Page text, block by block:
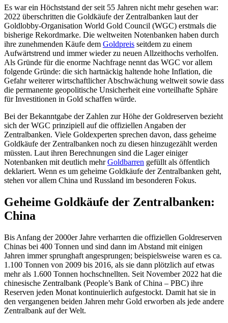
Es war ein Höchststand der seit 55 Jahren nicht mehr gesehen war:
2022 überschritten die Goldkäufe der Zentralbanken laut der
Goldlobby-Organisation World Gold Council (WGC) erstmals die
bisherige Rekordmarke. Die weltweiten Notenbanken haben durch
ihre zunehmenden Käufe dem Goldpreis seitdem zu einem
Aufwärtstrend und immer wieder zu neuen Allzeithochs verholfen.
Als Gründe für die enorme Nachfrage nennt das WGC vor allem
folgende Gründe: die sich hartnäckig haltende hohe Inflation, die
Gefahr weiterer wirtschaftlicher Abschwächung weltweit sowie dass
die permanente geopolitische Unsicherheit eine vorteilhafte Sphäre
für Investitionen in Gold schaffen würde.
Bei der Bekanntgabe der Zahlen zur Höhe der Goldreserven bezieht
sich der WGC prinzipiell auf die offiziellen Angaben der
Zentralbanken. Viele Goldexperten sprechen davon, dass geheime
Goldkäufe der Zentralbanken noch zu diesen hinzugezählt werden
müssten. Laut ihren Berechnungen sind die Lager einiger
Notenbanken mit deutlich mehrGoldbarren gefüllt als öffentlich
deklariert. Wenn es um geheime Goldkäufe der Zentralbanken geht,
stehen vor allem China und Russland im besonderen Fokus.
Geheime Goldkäufe der Zentralbanken:
China
Bis Anfang der 2000er Jahre verharrten die offiziellen Goldreserven
Chinas bei 400 Tonnen und sind dann im Abstand mit einigen
Jahren immer sprunghaft angesprungen; beispielsweise waren es ca.
1.100 Tonnen von 2009 bis 2016, als sie dann plötzlich auf etwas
mehr als 1.600 Tonnen hochschnellten. Seit November 2022 hat die
chinesische Zentralbank (People’s Bank of China – PBC) ihre
Reserven jeden Monat kontinuierlich aufgestockt. Damit hat sie in
den vergangenen beiden Jahren mehr Gold erworben als jede andere
Zentralbank auf der Welt.